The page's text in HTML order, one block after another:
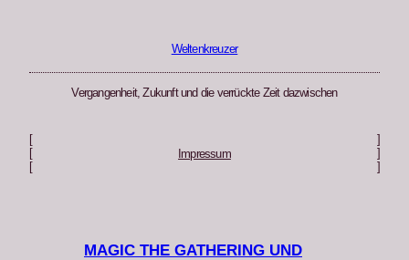
Weltenkreuzer
Vergangenheit, Zukunft und die verrückte Zeit dazwischen
Impressum
MAGIC THE GATHERING UND